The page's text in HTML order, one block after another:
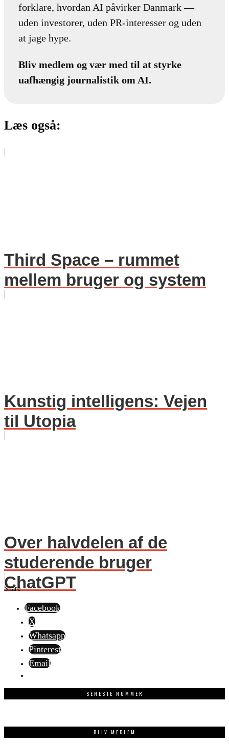
forklare, hvordan AI påvirker Danmark —
uden investorer, uden PR-interesser og uden
at jage hype.
Bliv medlem og vær med til at styrke
uafhængig journalistik om AI.
Læs også:
Third Space – rummet
mellem bruger og system
Kunstig intelligens: Vejen
til Utopia
Over halvdelen af de
studerende bruger
ChatGPT
Share
Facebook
X
Whatsapp
Pinterest
Email
SENESTE NUMMER
BLIV MEDLEM